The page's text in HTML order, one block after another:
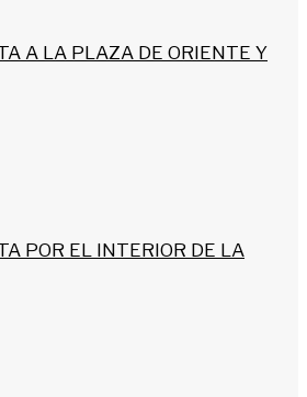
A LA PLAZA DE ORIENTE Y
POR EL INTERIOR DE LA